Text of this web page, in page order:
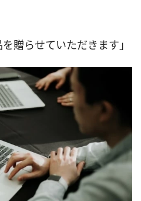
贈らせていただきます」